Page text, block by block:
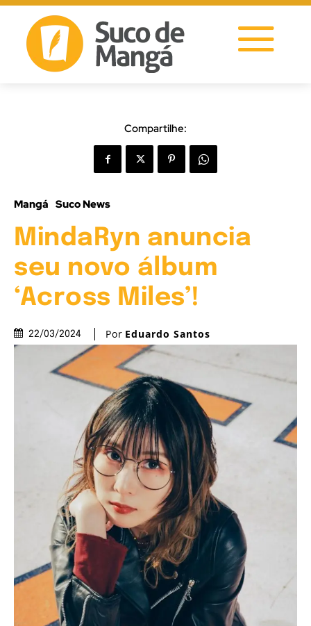
Compartilhe:
Mangá Suco News
MindaRyn anuncia
seu novo álbum
‘Across Miles’!
22/03/2024 Por Eduardo Santos